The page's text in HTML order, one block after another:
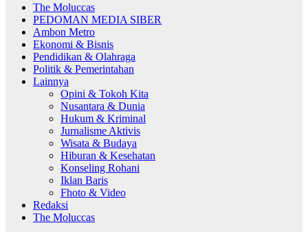
The Moluccas
PEDOMAN MEDIA SIBER
Ambon Metro
Ekonomi & Bisnis
Pendidikan & Olahraga
Politik & Pemerintahan
Lainnya
Opini & Tokoh Kita
Nusantara & Dunia
Hukum & Kriminal
Jurnalisme Aktivis
Wisata & Budaya
Hiburan & Kesehatan
Konseling Rohani
Iklan Baris
Fhoto & Video
Redaksi
The Moluccas